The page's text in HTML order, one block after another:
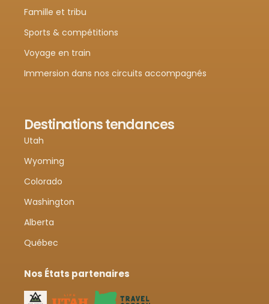
Famille et tribu
Sports & compétitions
Voyage en train
Immersion dans nos circuits accompagnés
Destinations tendances
Utah
Wyoming
Colorado
Washington
Alberta
Québec
Nos États partenaires